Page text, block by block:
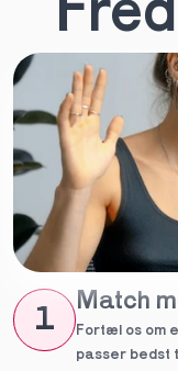
1
Match
Fortæl os om
passer bedst